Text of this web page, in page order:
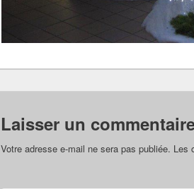
Laisser un
Votre adresse e-mail ne sera pas publiée. Les